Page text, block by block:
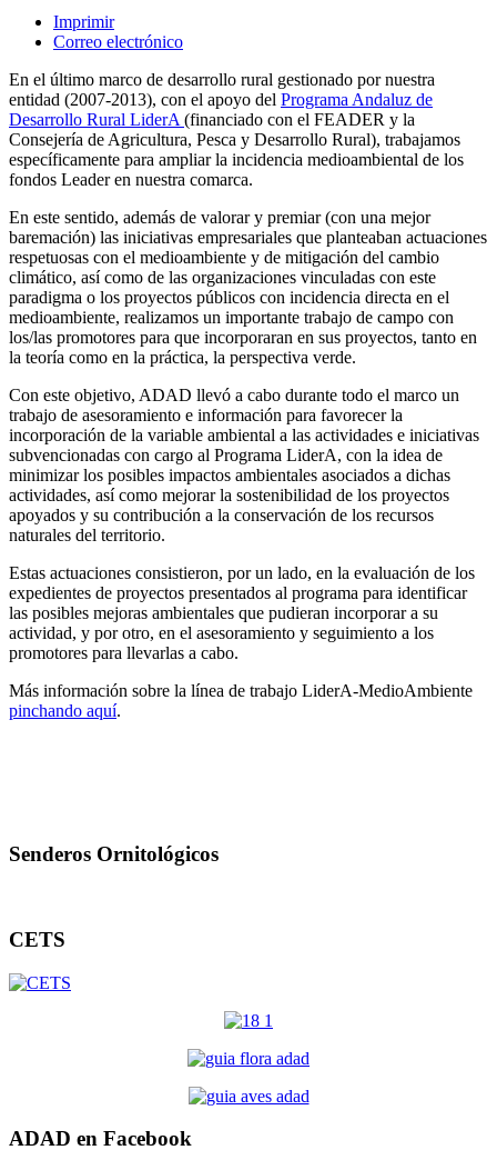
Imprimir
Correo electrónico
En el último marco de desarrollo rural gestionado por nuestra
entidad (2007-2013), con el apoyo del Programa Andaluz de
Desarrollo Rural LiderA (financiado con el FEADER y la
Consejería de Agricultura, Pesca y Desarrollo Rural), trabajamos
específicamente para ampliar la incidencia medioambiental de los
fondos Leader en nuestra comarca.
En este sentido, además de valorar y premiar (con una mejor
baremación) las iniciativas empresariales que planteaban actuaciones
respetuosas con el medioambiente y de mitigación del cambio
climático, así como de las organizaciones vinculadas con este
paradigma o los proyectos públicos con incidencia directa en el
medioambiente, realizamos un importante trabajo de campo con
los/las promotores para que incorporaran en sus proyectos, tanto en
la teoría como en la práctica, la perspectiva verde.
Con este objetivo, ADAD llevó a cabo durante todo el marco un
trabajo de asesoramiento e información para favorecer la
incorporación de la variable ambiental a las actividades e iniciativas
subvencionadas con cargo al Programa LiderA, con la idea de
minimizar los posibles impactos ambientales asociados a dichas
actividades, así como mejorar la sostenibilidad de los proyectos
apoyados y su contribución a la conservación de los recursos
naturales del territorio.
Estas actuaciones consistieron, por un lado, en la evaluación de los
expedientes de proyectos presentados al programa para identificar
las posibles mejoras ambientales que pudieran incorporar a su
actividad, y por otro, en el asesoramiento y seguimiento a los
promotores para llevarlas a cabo.
Más información sobre la línea de trabajo LiderA-MedioAmbiente
pinchando aquí.
Senderos Ornitológicos
CETS
ADAD en Facebook